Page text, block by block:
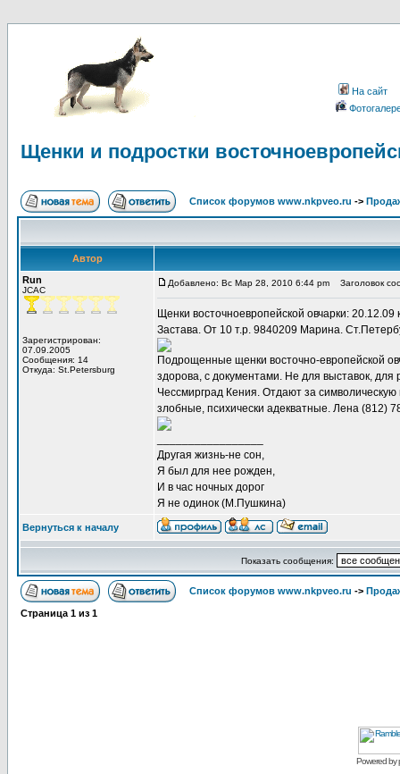
На сайт
Щенки и подростки
Список форумов www.nkpveo.ru ->
Автор
Run
JCAC
Зарегистрирован:
07.09.2005
Сообщения: 14
Откуда: St.Petersburg
Добавлено: Вс Мар 28, 2010 6:44 pm Заголовок
Щенки восточноевропейской овчарки:
Застава. От 10 т.р. 9840209 Марина.
Подрощенные щенки восточно-европейской
здорова, с документами. Не для выставок,
Чессмирград Кения. Отдают за
злобные, психически адекватные. Лена (812)
Другая жизнь-не сон,
Я был для нее рожден,
И в час ночных дорог
Я не одинок (М.Пушкина)
Вернуться к началу
Показать сообщения:
Список форумов www.nkpveo.ru ->
Страница 1 из 1
Powered by